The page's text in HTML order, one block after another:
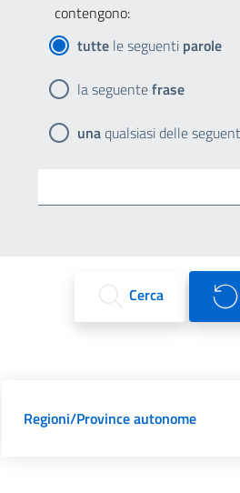
contengono:
tutte le seguenti parole
la seguentefrase
unaqualsiasi delle
Cerca
Regioni/Province autonome